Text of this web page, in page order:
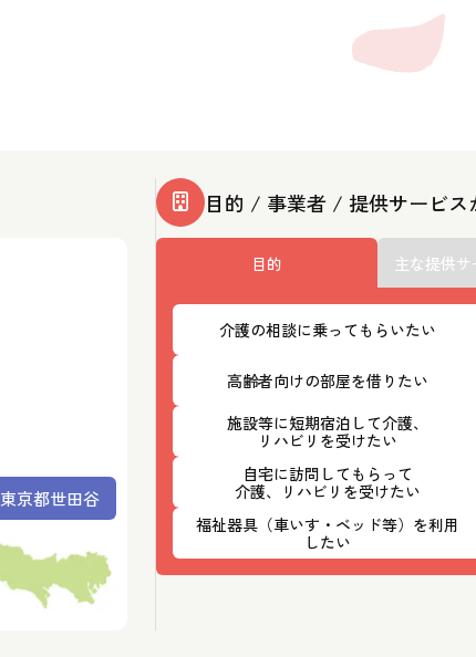
東京都世田谷
目的 / 事業者 / 提供サービス
目的 主な提供
介護の相談に乗ってもらいたい
高齢者向けの部屋を借りたい
施設等に短期宿泊して介護、
リハビリを受けたい
自宅に訪問してもらって
介護、リハビリを受けたい
福祉器具（車いす・ベッド等）を利用
したい